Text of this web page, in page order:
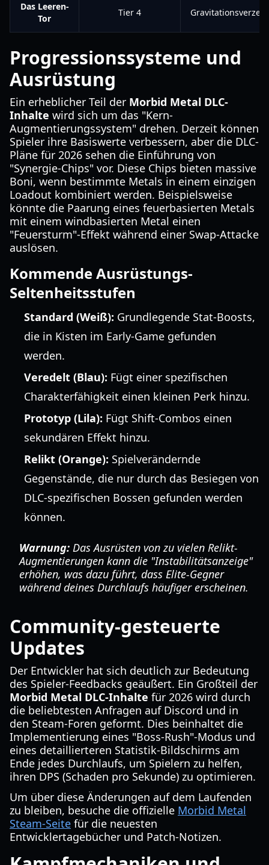
Das Leeren-
Tor
Tier 4
Progressionssysteme und
Ausrüstung
Ein erheblicher Teil der Morbid Metal DLC-
Inhalte wird sich um das "Kern-
Augmentierungssystem" drehen. Derzeit können
Spieler ihre Basiswerte verbessern, aber die DLC-
Pläne für 2026 sehen die Einführung von
"Synergie-Chips" vor. Diese Chips bieten massive
Boni, wenn bestimmte Metals in einem einzigen
Loadout kombiniert werden. Beispielsweise
könnte die Paarung eines feuerbasierten Metals
mit einem windbasierten Metal einen
"Feuersturm"-Effekt während einer Swap-Attacke
auslösen.
Kommende Ausrüstungs-
Seltenheitsstufen
Standard (Weiß): Grundlegende Stat-Boosts,
die in Kisten im Early-Game gefunden
werden.
Veredelt (Blau): Fügt einer spezifischen
Charakterfähigkeit einen kleinen Perk hinzu.
Prototyp (Lila): Fügt Shift-Combos einen
sekundären Effekt hinzu.
Relikt (Orange): Spielverändernde
Gegenstände, die nur durch das Besiegen von
DLC-spezifischen Bossen gefunden werden
können.
Warnung: Das Ausrüsten von zu vielen Relikt-
Augmentierungen kann die "Instabilitätsanzeige"
erhöhen, was dazu führt, dass Elite-Gegner
während deines Durchlaufs häufiger erscheinen.
Community-gesteuerte
Updates
Der Entwickler hat sich deutlich zur Bedeutung
des Spieler-Feedbacks geäußert. Ein Großteil der
Morbid Metal DLC-Inhalte für 2026 wird durch
die beliebtesten Anfragen auf Discord und in
den Steam-Foren geformt. Dies beinhaltet die
Implementierung eines "Boss-Rush"-Modus und
eines detaillierteren Statistik-Bildschirms am
Ende jedes Durchlaufs, um Spielern zu helfen,
ihren DPS (Schaden pro Sekunde) zu optimieren.
Um über diese Änderungen auf dem Laufenden
zu bleiben, besuche die offizielle Morbid Metal
Steam-Seite für die neuesten
Entwicklertagebücher und Patch-Notizen.